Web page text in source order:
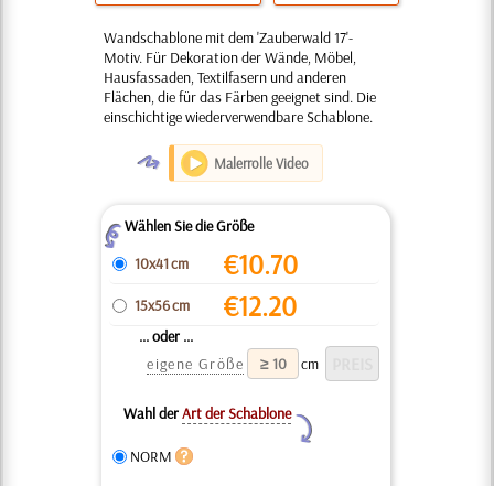
Wandschablone mit dem 'Zauberwald 17'-
Motiv. Für Dekoration der Wände, Möbel,
Hausfassaden, Textilfasern und anderen
Flächen, die für das Färben geeignet sind. Die
einschichtige wiederverwendbare Schablone.
O Malerrolle Video
ZWählen Sie die Größe
10x41 cm
€10.70
15x56 cm €12.20
... oder ...
eigene Größe
cm
Wahl derArt der Schablone
Y
NORM